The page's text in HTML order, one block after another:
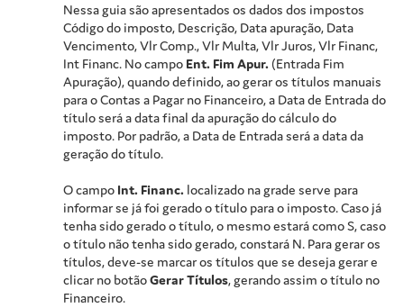
Nessa guia são apresentados os dados dos impostos
Código do imposto, Descrição, Data apuração, Data
Vencimento, Vlr Comp., Vlr Multa, Vlr Juros, Vlr Financ,
Int Financ. No campo Ent. Fim Apur. (Entrada Fim
Apuração), quando definido, ao gerar os títulos manuais
para o Contas a Pagar no Financeiro, a Data de Entrada do
título será a data final da apuração do cálculo do
imposto. Por padrão, a Data de Entrada será a data da
geração do título.
O campo Int. Financ. localizado na grade serve para
informar se já foi gerado o título para o imposto. Caso já
tenha sido gerado o título, o mesmo estará como S, caso
o título não tenha sido gerado, constará N. Para gerar os
títulos, deve-se marcar os títulos que se deseja gerar e
clicar no botãoGerar Títulos, gerando assim o título no
Financeiro.